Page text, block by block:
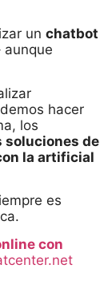
un chatbot
aunque
hacer
los
soluciones de
la artificial
es
con